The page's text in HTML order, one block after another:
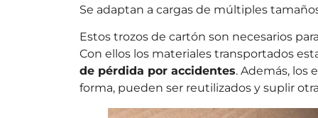
Se adaptan a cargas de múltiples
Estos trozos de cartón son necesarios
Con ellos los materiales transportados
de pérdida por accidentes. Además, los
forma, pueden ser reutilizados y suplir